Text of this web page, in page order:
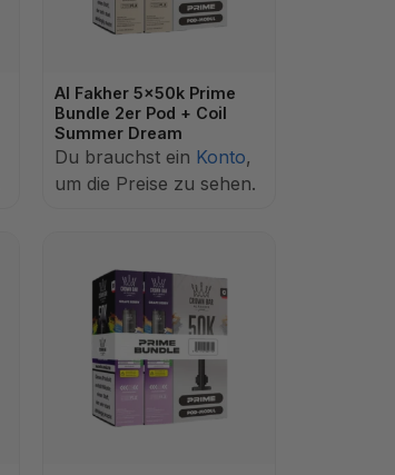
Al Fakher 5x50k Prime
Bundle 2er Pod + Coil
Summer Dream
Du brauchst ein Konto,
um die Preise zu sehen.